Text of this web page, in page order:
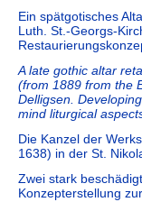
Ein spätgotisches
Luth. St.-Georgs-
A late gothic altar
(from 1889 from the
Delligsen.
mind liturgical
Die Kanzel der
1638) in der St.
Zwei stark
Konzepterstellung